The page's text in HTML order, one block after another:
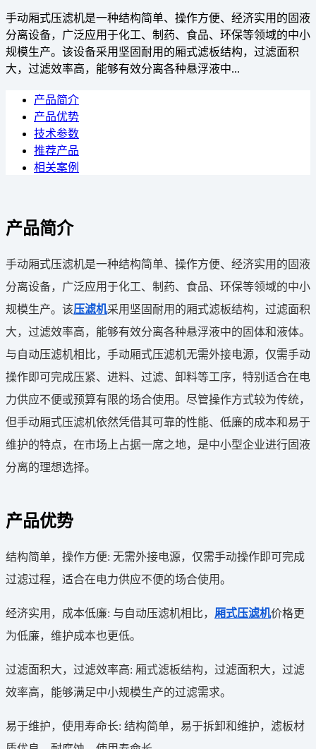
手动厢式压滤机是一种结构简单、操作方便、经济实用的固液
分离设备，广泛应用于化工、制药、食品、环保等领域的中小
规模生产。该设备采用坚固耐用的厢式滤板结构，过滤面积
大，过滤效率高，能够有效分离各种悬浮液中...
产品简介
产品优势
技术参数
推荐产品
相关案例
产品简介
手动厢式压滤机是一种结构简单、操作方便、经济实用的固液
分离设备，广泛应用于化工、制药、食品、环保等领域的中小
规模生产。该压滤机采用坚固耐用的厢式滤板结构，过滤面积
大，过滤效率高，能够有效分离各种悬浮液中的固体和液体。
与自动压滤机相比，手动厢式压滤机无需外接电源，仅需手动
操作即可完成压紧、进料、过滤、卸料等工序，特别适合在电
力供应不便或预算有限的场合使用。尽管操作方式较为传统，
但手动厢式压滤机依然凭借其可靠的性能、低廉的成本和易于
维护的特点，在市场上占据一席之地，是中小型企业进行固液
分离的理想选择。
产品优势
结构简单，操作方便: 无需外接电源，仅需手动操作即可完成
过滤过程，适合在电力供应不便的场合使用。
经济实用，成本低廉: 与自动压滤机相比， 厢式压滤机价格更
为低廉，维护成本也更低。
过滤面积大，过滤效率高: 厢式滤板结构，过滤面积大，过滤
效率高，能够满足中小规模生产的过滤需求。
易于维护，使用寿命长: 结构简单，易于拆卸和维护，滤板材